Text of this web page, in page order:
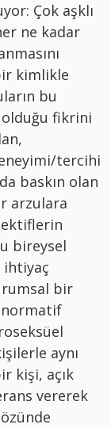
Çok aşklı
ne kadar
kimlikle
bu
fikrini
tercihi
baskın olan
arzulara
bireysel
ihtiyaç
bir
normatif
aynı
kişi, açık
vererek